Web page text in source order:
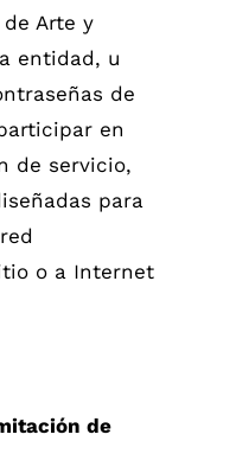
Arte y
entidad, u
de
en
de servicio,
para
o a Internet
de